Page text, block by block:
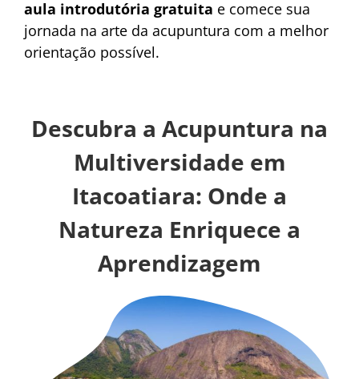
aula introdutória gratuita e comece sua
jornada na arte da acupuntura com a melhor
orientação possível.
Descubra a Acupuntura na
Multiversidade em
Itacoatiara: Onde a
Natureza Enriquece a
Aprendizagem